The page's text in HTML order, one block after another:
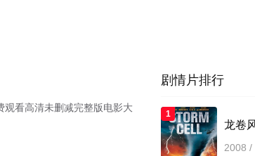
看高清未删减完整版电影大
剧情片排行
1
龙卷
2008 /